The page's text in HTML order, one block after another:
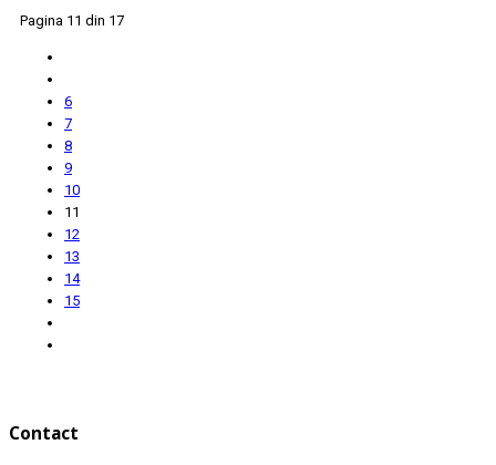
Pagina 11 din 17
6
7
8
9
10
11
12
13
14
15
Contact